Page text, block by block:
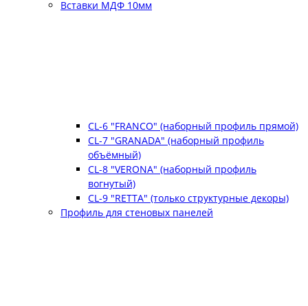
Вставки МДФ 10мм
CL-6 "FRANCO" (наборный профиль прямой)
CL-7 "GRANADA" (наборный профиль
объёмный)
CL-8 "VERONA" (наборный профиль
вогнутый)
CL-9 "RETTA" (только структурные декоры)
Профиль для стеновых панелей